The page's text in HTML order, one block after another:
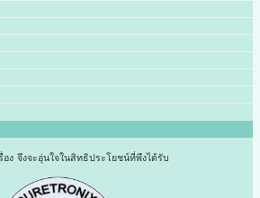
อง จึงจะอุ่นใจในสิทธิประโยชน์ที่พึงได้รับ